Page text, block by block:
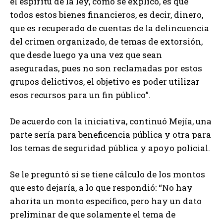
todos estos bienes financieros, es decir, dinero,
que es recuperado de cuentas de la delincuencia
del crimen organizado, de temas de extorsión,
que desde luego ya una vez que sean
aseguradas, pues no son reclamadas por estos
grupos delictivos, el objetivo es poder utilizar
esos recursos para un fin público”.
De acuerdo con la iniciativa, continuó Mejía, una
parte sería para beneficencia pública y otra para
los temas de seguridad pública y apoyo policial.
Se le preguntó si se tiene cálculo de los montos
que esto dejaría, a lo que respondió: “No hay
ahorita un monto específico, pero hay un dato
preliminar de que solamente el tema de